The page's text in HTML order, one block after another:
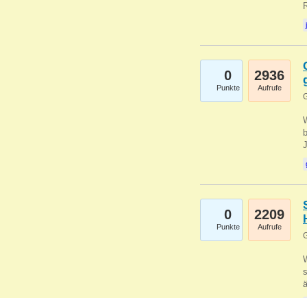
0
Punkte
2936
Aufrufe
0
Punkte
2209
Aufrufe